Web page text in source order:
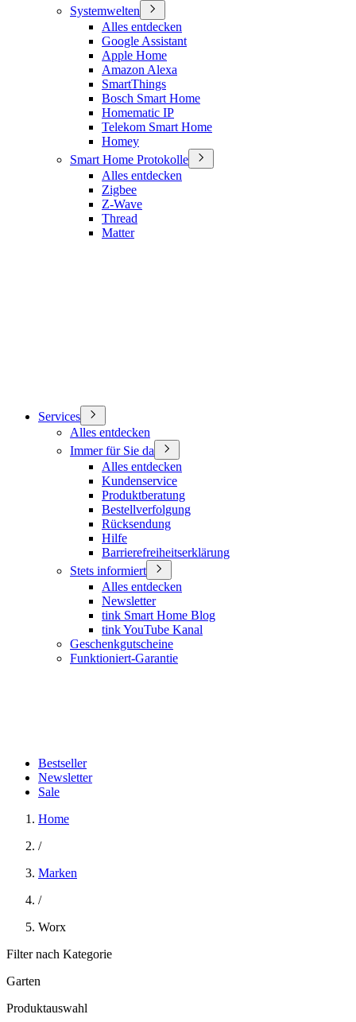
Systemwelten
Alles entdecken
Google Assistant
Apple Home
Amazon Alexa
SmartThings
Bosch Smart Home
Homematic IP
Telekom Smart Home
Homey
Smart Home Protokolle
Alles entdecken
Zigbee
Z-Wave
Thread
Matter
Services
Alles entdecken
Immer für Sie da
Alles entdecken
Kundenservice
Produktberatung
Bestellverfolgung
Rücksendung
Hilfe
Barrierefreiheitserklärung
Stets informiert
Alles entdecken
Newsletter
tink Smart Home Blog
tink YouTube Kanal
Geschenkgutscheine
Funktioniert-Garantie
Bestseller
Newsletter
Sale
Home
/
Marken
/
Worx
Filter nach Kategorie
Garten
Produktauswahl